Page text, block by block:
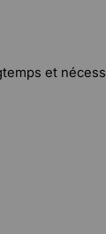
et